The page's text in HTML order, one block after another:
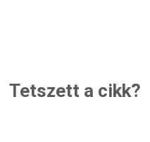
Tetszett a cikk?